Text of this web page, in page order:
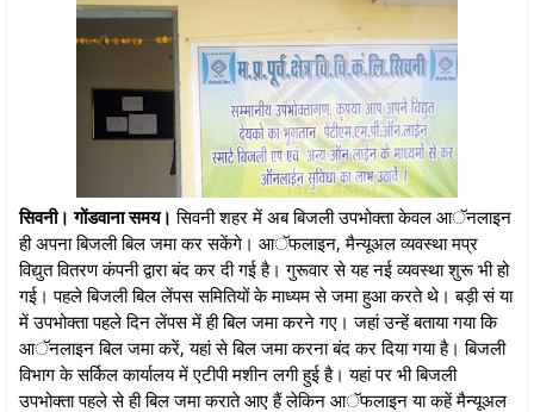
सिवनी। गोंडवाना समय। सिवनी शहर में अब बिजली उपभोक्ता केवल आॅनलाइन
ही अपना बिजली बिल जमा कर सकेंगे। आॅफलाइन, मैन्यूअल व्यवस्था मप्र
विद्युत वितरण कंपनी द्वारा बंद कर दी गई है। गुरूवार से यह नई व्यवस्था शुरू भी हो
गई। पहले बिजली बिल लेंपस समितियों के माध्यम से जमा हुआ करते थे। बड़ी सं या
में उपभोक्ता पहले दिन लेंपस में ही बिल जमा करने गए। जहां उन्हें बताया गया कि
आॅनलाइन बिल जमा करें, यहां से बिल जमा करना बंद कर दिया गया है। बिजली
विभाग के सर्किल कार्यालय में एटीपी मशीन लगी हुई है। यहां पर भी बिजली
उपभोक्ता पहले से ही बिल जमा कराते आए हैं लेकिन आॅफलाइन या कहें मैन्यूअल